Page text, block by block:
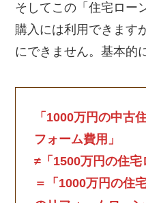
そしてこの「住宅ロー
購入には利用できます
にできません。基本的
「1000万円の中古
フォーム費用」
≠「1500万円の住宅
＝「1000万円の住